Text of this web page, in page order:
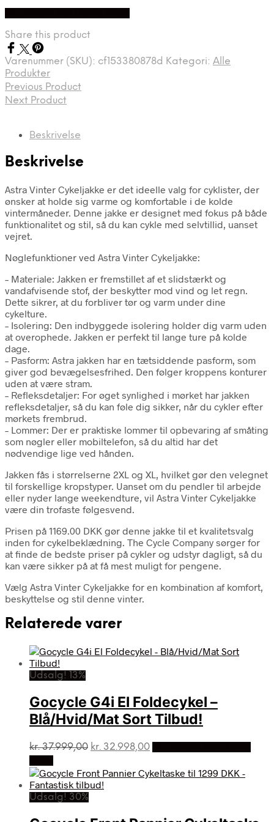
kr. 1.299,00.
Share this product
Varenummer (SKU): cf153380878d Kategori: Alle
Produkter
Previous Product
Next Product
Beskrivelse
Beskrivelse
Astra Vinter Cykeljakke er det ideelle valg for cyklister, der
ønsker at holde sig varme og komfortable i de kolde
vintermåneder. Denne jakke er designet med fokus på både
funktionalitet og stil, så du kan cykle med selvtillid, uanset
vejret.
Nøglefunktioner ved Astra Vinter Cykeljakke:
– Materiale: Jakken er fremstillet af et slidstærkt og
vandafvisende stof, der beskytter mod vind og let regn.
Dette sikrer, at du forbliver tør og varm under dine
cykelture.
– Isolering: Den indbyggede isolering holder dig varm uden
at overophede. Jakken er perfekt til lange ture på kolde
dage.
– Pasform: Astra jakken har en tætsiddende pasform, som
giver god bevægelsesfrihed. Den følger kroppens konturer
uden at være stram.
– Refleksdetaljer: For øget synlighed i mørket har jakken
refleksdetaljer, så du kan føle dig sikker, når du cykler efter
mørkets frembrud.
– Lommer: Der er praktiske lommer til opbevaring af småting
som nøgler eller mobiltelefon, så du altid har det
nødvendige lige ved hånden.
Jakken fås i størrelserne 2XL og XL, hvilket gør den velegnet
til forskellige kropstyper. Uanset om du pendler til arbejde
eller nyder lange weekendture, vil Astra Vinter Cykeljakke
være din trofaste følgesvend.
Prisen på 1169.00 DKK gør denne jakke til et kvalitetsvalg
inden for cykelbeklædning. The Cycle Company sørger for
at finde de bedste priser på cykler og udstyr dagligt, så du
kan være sikker på at få mest muligt for pengene.
Vælg Astra Vinter Cykeljakke for en kombination af komfort,
beskyttelse og stil denne vinter.
Relaterede varer
Udsalg! 13%
Gocycle G4i El Foldecykel –
Blå/Hvid/Mat Sort Tilbud!
kr.37.999,00 Den
pris
var:
kr. 32.998,00Den
pris
Udsalg! 30%